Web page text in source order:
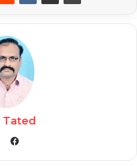
Tated
Facebook